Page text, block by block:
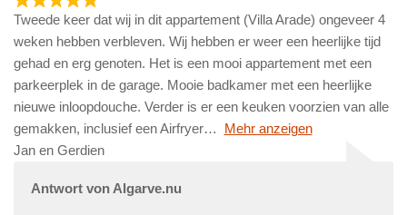
Tweede keer dat wij in dit appartement (Villa Arade) ongeveer 4
weken hebben verbleven. Wij hebben er weer een heerlijke tijd
gehad en erg genoten. Het is een mooi appartement met een
parkeerplek in de garage. Mooie badkamer met een heerlijke
nieuwe inloopdouche. Verder is er een keuken voorzien van alle
gemakken, inclusief een Airfryer
Mehr anzeigen
Jan en Gerdien
Antwort von Algarve.nu